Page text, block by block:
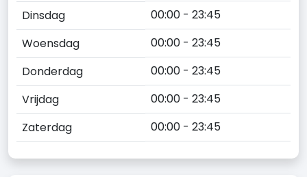
Dinsdag
00:00 - 23:45
Woensdag
00:00 - 23:45
Donderdag
00:00 - 23:45
Vrijdag
00:00 - 23:45
Zaterdag
00:00 - 23:45